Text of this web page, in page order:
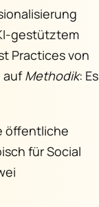
gestütztem
Practices von
aufMethodik: Es
öffentliche
für Social